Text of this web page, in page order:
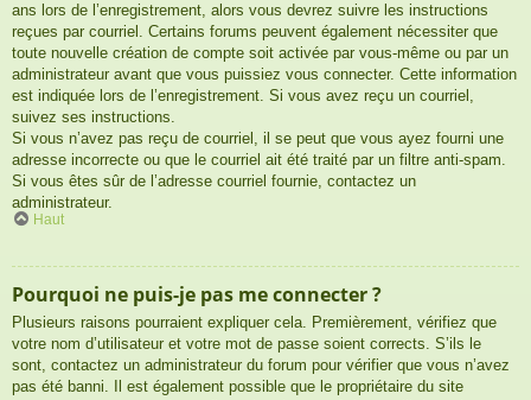
ans lors de l’enregistrement, alors vous devrez suivre les instructions
reçues par courriel. Certains forums peuvent également nécessiter que
toute nouvelle création de compte soit activée par vous-même ou par un
administrateur avant que vous puissiez vous connecter. Cette information
est indiquée lors de l’enregistrement. Si vous avez reçu un courriel,
suivez ses instructions.
Si vous n’avez pas reçu de courriel, il se peut que vous ayez fourni une
adresse incorrecte ou que le courriel ait été traité par un filtre anti-spam.
Si vous êtes sûr de l’adresse courriel fournie, contactez un
administrateur.
Haut
Pourquoi ne puis-je pas me connecter ?
Plusieurs raisons pourraient expliquer cela. Premièrement, vérifiez que
votre nom d’utilisateur et votre mot de passe soient corrects. S’ils le
sont, contactez un administrateur du forum pour vérifier que vous n’avez
pas été banni. Il est également possible que le propriétaire du site